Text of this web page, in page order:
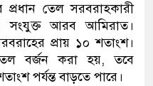
তেল সরবরাহকারী
আরব আমিরাত।
প্রায় ১০ শতাংশ।
তেল বর্জন করা হয়, তবে
পর্যন্ত বাড়তে পারে।